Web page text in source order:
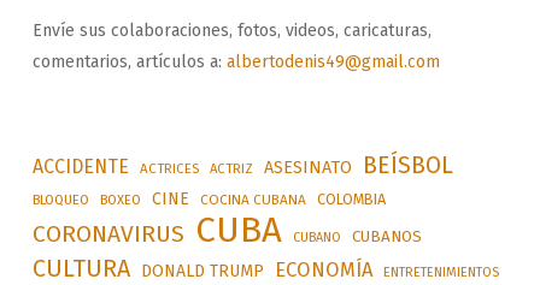
Envíe sus colaboraciones, fotos, videos, caricaturas,
comentarios, artículos a: albertodenis49@gmail.com
ACCIDENTE ACTRICES ACTRIZ ASESINATO BEÍSBOL
BLOQUEO BOXEO CINE COCINA CUBANA COLOMBIA
CORONAVIRUS CUBA CUBANO CUBANOS
CULTURA DONALD TRUMP ECONOMÍA ENTRETENIMIENTOS